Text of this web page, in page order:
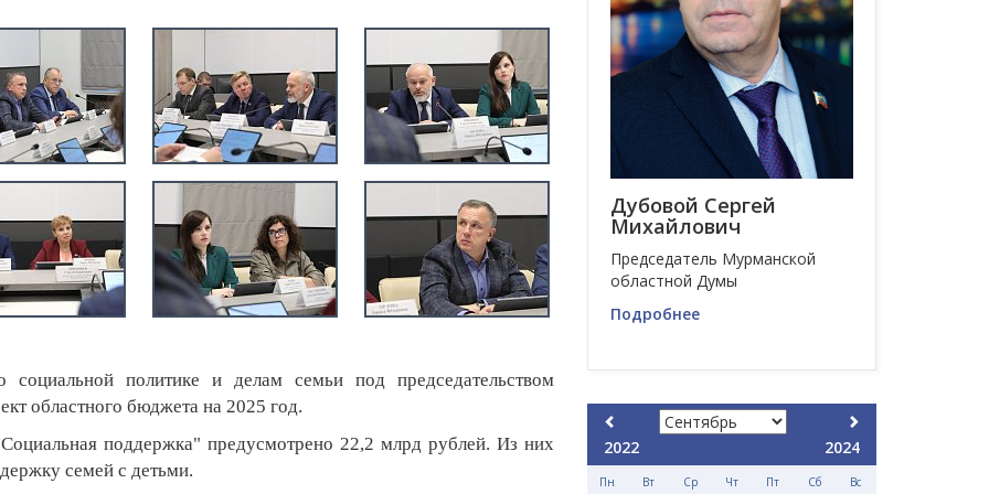
политике и делам семьи под председательством
областного бюджета на 2025 год.
поддержка" предусмотрено 22,2 млрд рублей. Из них
семей с детьми.
Дубовой Сергей
Михайлович
Председатель Мурманской
областной Думы
Подробнее
2022 2024
Пн Вт Ср Чт Пт Сб Вс